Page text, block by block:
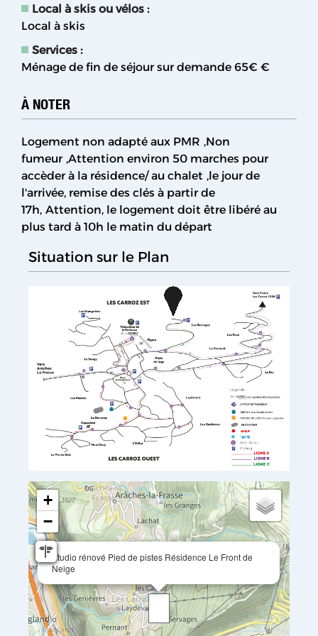
Local à skis ou vélos :
Local à skis
Services :
Ménage de fin de séjour sur demande 65€ €
À NOTER
Logement non adapté aux PMR Non
fumeur Attention environ 50 marches pour
accèder à la résidence/ au chalet le jour de
l'arrivée, remise des clés à partir de
17h Attention, le logement doit être libéré au
plus tard à 10h le matin du départ
Situation sur le Plan
Studio rénové Pied de pistes Résidence Le Front de
Neige
+
−